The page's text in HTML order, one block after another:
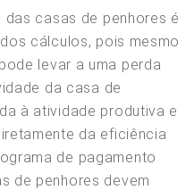
casas de penhores é
cálculos, pois mesmo
levar a uma perda
da casa de
à atividade produtiva e
da eficiência
de pagamento
de penhores devem